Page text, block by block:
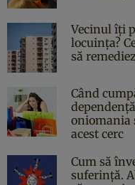
Vecinul îți
locuința?
să
Când
oniomania
acest cerc
Cum să
suferință.